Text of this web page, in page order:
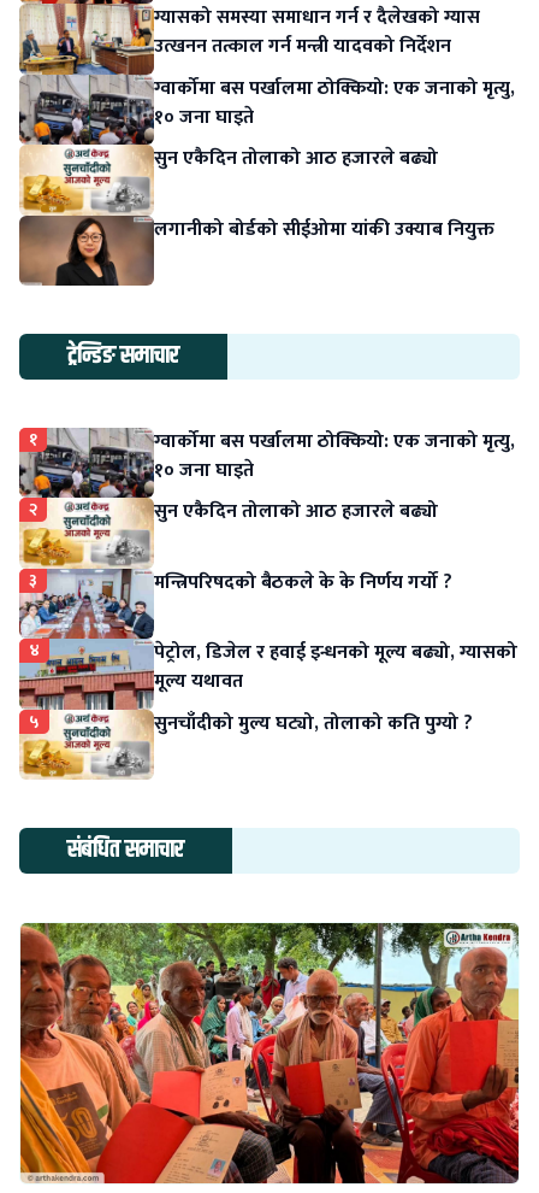
ग्यासको समस्या समाधान गर्न र दैलेखको ग्यास
उत्खनन तत्काल गर्न मन्त्री यादवको निर्देशन
ग्वार्कोमा बस पर्खालमा ठोक्कियो: एक जनाको मृत्यु,
१० जना घाइते
सुन एकैदिन तोलाको आठ हजारले बढ्यो
लगानीको बोर्डको सीईओमा यांकी उक्याब नियुक्त
ट्रेन्डिङ समाचार
१
ग्वार्कोमा बस पर्खालमा ठोक्कियो: एक जनाको मृत्यु,
१० जना घाइते
२ सुन एकैदिन तोलाको आठ हजारले बढ्यो
३ मन्त्रिपरिषदको बैठकले के के निर्णय गर्यो ?
४
पेट्रोल, डिजेल र हवाई इन्धनको मूल्य बढ्यो, ग्यासको
मूल्य यथावत
५ सुनचाँदीको मुल्य घट्यो, तोलाको कति पुग्यो ?
संबंधित समाचार